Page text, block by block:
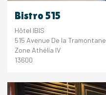
Bistro 515
Hôtel IBIS
515 Avenue De la Tramontane
Zone Athélia IV
13600